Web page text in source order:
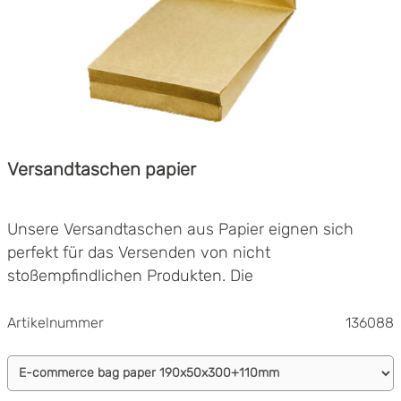
Versandtaschen papier
Unsere Versandtaschen aus Papier eignen sich
perfekt für das Versenden von nicht
stoßempfindlichen Produkten. Die
einem äußerst stabilen Kraftliner (135 g/m²) und sind
Papier sind, ist der Inhalt vor Einblicken geschützt.
Die Unterseite und die Seiten der Versandbeutelen
Flexibles Verpacken
Umweltfreundliche Alternative
Artikelnummer 136088